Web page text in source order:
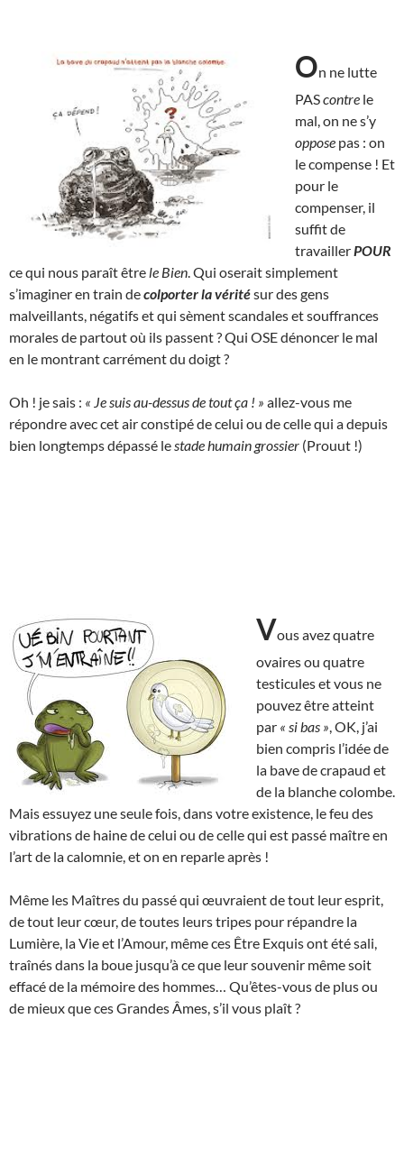
On ne lutte
PAScontre le
mal, on ne s’y
oppose pas : on
le compense ! Et
pour le
compenser, il
suffit de
travailler POUR
ce qui nous paraît être le Bien . Qui oserait simplement
s’imaginer en train decolporter la véritésur des gens
malveillants, négatifs et qui sèment scandales et souffrances
morales de partout où ils passent ? Qui OSE dénoncer le mal
en le montrant carrément du doigt ?
Oh ! je sais : « Je suis au-dessus de tout ça ! » allez-vous me
répondre avec cet air constipé de celui ou de celle qui a depuis
bien longtemps dépassé le stade humain grossier (Prouut !)
Vous avez quatre
ovaires ou quatre
testicules et vous ne
pouvez être atteint
par « si bas » , OK, j’ai
bien compris l’idée de
la bave de crapaud et
de la blanche colombe.
Mais essuyez une seule fois, dans votre existence, le feu des
vibrations de haine de celui ou de celle qui est passé maître en
l’art de la calomnie, et on en reparle après !
Même les Maîtres du passé qui œuvraient de tout leur esprit,
de tout leur cœur, de toutes leurs tripes pour répandre la
Lumière, la Vie et l’Amour, même ces Être Exquis ont été sali,
traînés dans la boue jusqu’à ce que leur souvenir même soit
effacé de la mémoire des hommes… Qu’êtes-vous de plus ou
de mieux que ces Grandes Âmes, s’il vous plaît ?